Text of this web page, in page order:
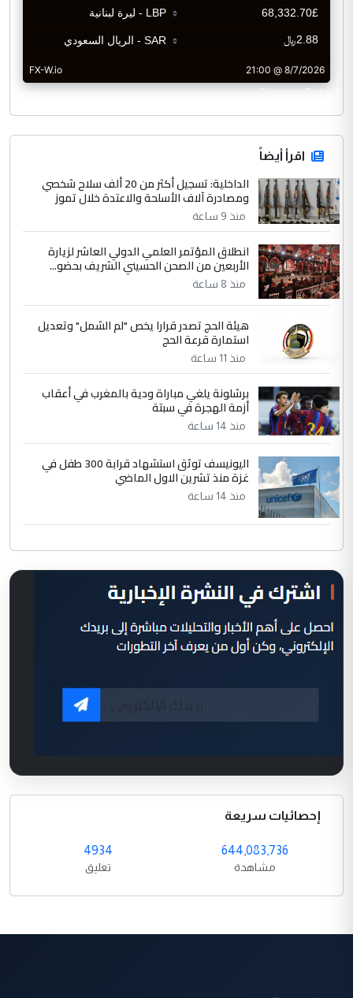
CurrencyRate
اقرأ أيضاً
الداخلية: تسجيل أكثر من 20 ألف سلاح شخصي
ومصادرة آلاف الأسلحة والاعتدة خلال تموز
منذ 9 ساعة
انطلاق المؤتمر العلمي الدولي العاشر لزيارة
الأربعين من الصحن الحسيني الشريف بحضو...
منذ 8 ساعة
هيئة الحج تصدر قرارا يخص "لم الشمل" وتعديل
استمارة قرعة الحج
منذ 11 ساعة
برشلونة يلغي مباراة ودية بالمغرب في أعقاب
أزمة الهجرة في سبتة
منذ 14 ساعة
اليونيسف توثق استشهاد قرابة 300 طفل في
غزة منذ تشرين الاول الماضي
منذ 14 ساعة
إحصائيات سريعة
644,083,736
مشاهدة
4934
تعليق